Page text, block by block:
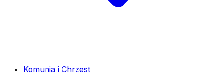
Komunia i Chrzest